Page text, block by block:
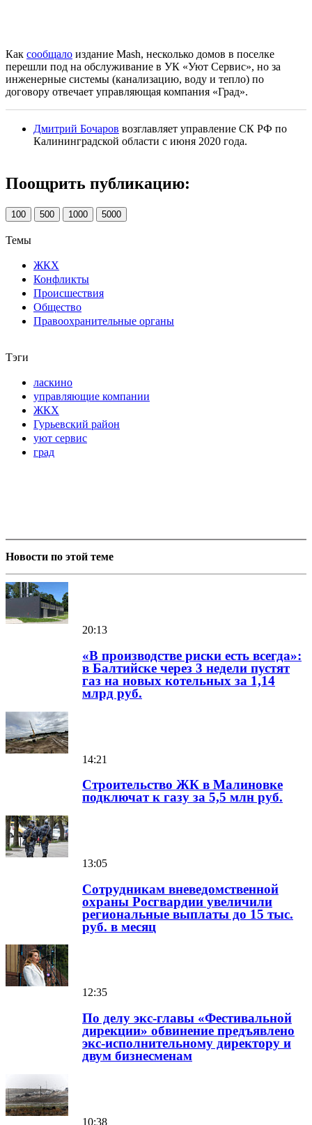
Как сообщало издание Mash, несколько домов в поселке
перешли под на обслуживание в УК «Уют Сервис», но за
инженерные системы (канализацию, воду и тепло) по
договору отвечает управляющая компания «Град».
Дмитрий Бочаров возглавляет управление СК РФ по
Калининградской области с июня 2020 года.
Поощрить публикацию:
100 500 1000 5000
Темы
ЖКХ
Конфликты
Происшествия
Общество
Правоохранительные органы
Тэги
ласкино
управляющие компании
ЖКХ
Гурьевский район
уют сервис
град
Новости по этой теме
20:13
«В производстве риски есть всегда»:
в Балтийске через 3 недели пустят
газ на новых котельных за 1,14
млрд руб.
14:21
Строительство ЖК в Малиновке
подключат к газу за 5,5 млн руб.
13:05
Сотрудникам вневедомственной
охраны Росгвардии увеличили
региональные выплаты до 15 тыс.
руб. в месяц
12:35
По делу экс-главы «Фестивальной
дирекции» обвинение предъявлено
экс-исполнительному директору и
двум бизнесменам
10:38